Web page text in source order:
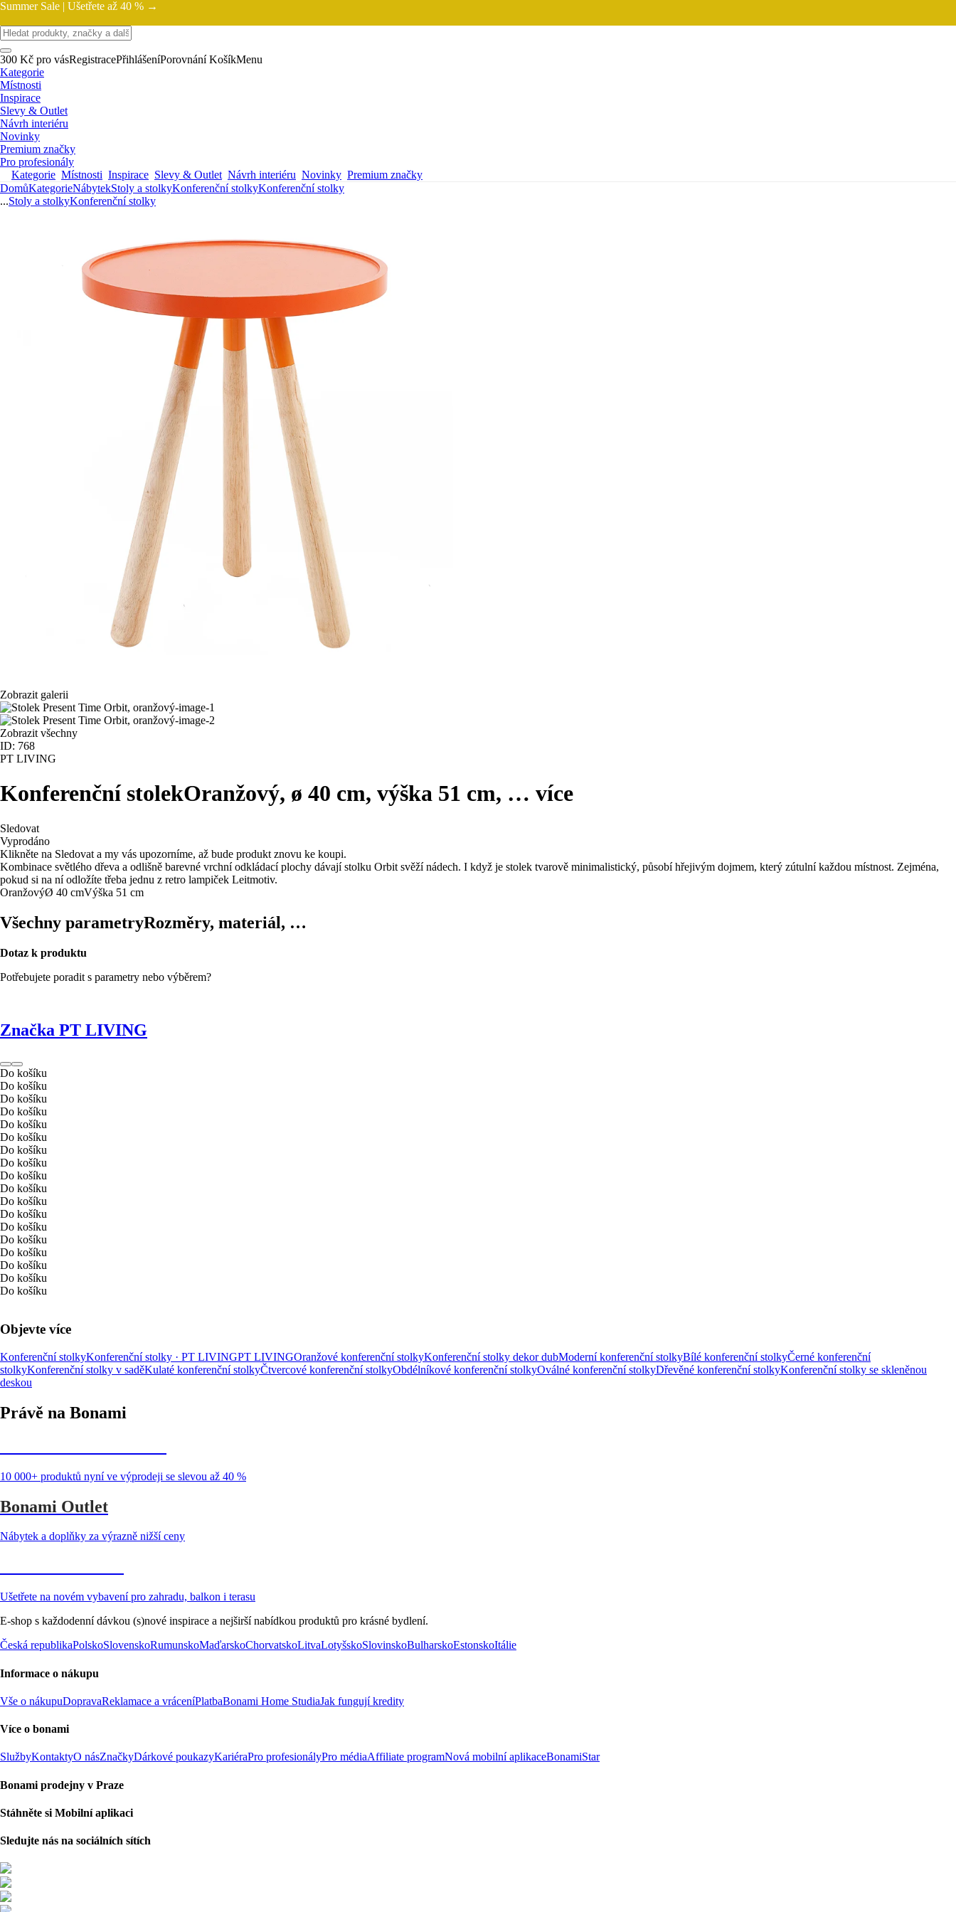
Summer Sale | Ušetřete až 40 % →
300 Kč pro vásRegistracePřihlášeníPorovnání KošíkMenu
Kategorie
Místnosti
Inspirace
Slevy & Outlet
Návrh interiéru
Novinky
Premium značky
Pro profesionály
Kategorie Místnosti Inspirace Slevy & Outlet Návrh interiéru Novinky Premium značky
DomůKategorieNábytekStoly a stolkyKonferenční stolkyKonferenční stolky
...Stoly a stolkyKonferenční stolky
Zobrazit galerii
Zobrazit všechny
ID: 768
PT LIVING
Konferenční stolekOranžový, ø 40 cm, výška 51 cm, … více
Sledovat
Vyprodáno
Klikněte na Sledovat a my vás upozorníme, až bude produkt znovu ke koupi.
Kombinace světlého dřeva a odlišně barevné vrchní odkládací plochy dávají stolku Orbit svěží nádech. I když je stolek tvarově minimalistický, působí hřejivým dojmem, který zútulní každou místnost. Zejména,
pokud si na ní odložíte třeba jednu z retro lampiček Leitmotiv.
OranžovýØ 40 cmVýška 51 cm
Všechny parametryRozměry, materiál, …
Dotaz k produktu
Potřebujete poradit s parametry nebo výběrem?
Značka PT LIVING
Do košíku
Do košíku
Do košíku
Do košíku
Do košíku
Do košíku
Do košíku
Do košíku
Do košíku
Do košíku
Do košíku
Do košíku
Do košíku
Do košíku
Do košíku
Do košíku
Do košíku
Do košíku
Objevte více
Konferenční stolkyKonferenční stolky · PT LIVINGPT LIVINGOranžové konferenční stolkyKonferenční stolky dekor dubModerní konferenční stolkyBílé konferenční stolkyČerné konferenční
stolkyKonferenční stolky v saděKulaté konferenční stolkyČtvercové konferenční stolkyObdélníkové konferenční stolkyOválné konferenční stolkyDřevěné konferenční stolkyKonferenční stolky se skleněnou
deskou
Právě na Bonami
10 000+ produktů nyní ve výprodeji se slevou až 40 %
Bonami Outlet
Nábytek a doplňky za výrazně nižší ceny
Ušetřete na novém vybavení pro zahradu, balkon i terasu
E-shop s každodenní dávkou (s)nové inspirace a nejširší nabídkou produktů pro krásné bydlení.
Česká republikaPolskoSlovenskoRumunskoMaďarskoChorvatskoLitvaLotyšskoSlovinskoBulharskoEstonskoItálie
Informace o nákupu
Vše o nákupuDopravaReklamace a vráceníPlatbaBonami Home StudiaJak fungují kredity
Více o bonami
SlužbyKontaktyO násZnačkyDárkové poukazyKariéraPro profesionályPro médiaAffiliate programNová mobilní aplikaceBonamiStar
Bonami prodejny v Praze
Stáhněte si Mobilní aplikaci
Sledujte nás na sociálních sítích